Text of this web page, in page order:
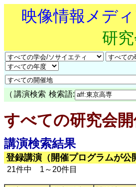
映像情報メデ
研
（ 講演検索 検索語:
すべての研究会
講演検索結果
登録講演（開催プログラムが公
21件中 1～20件目